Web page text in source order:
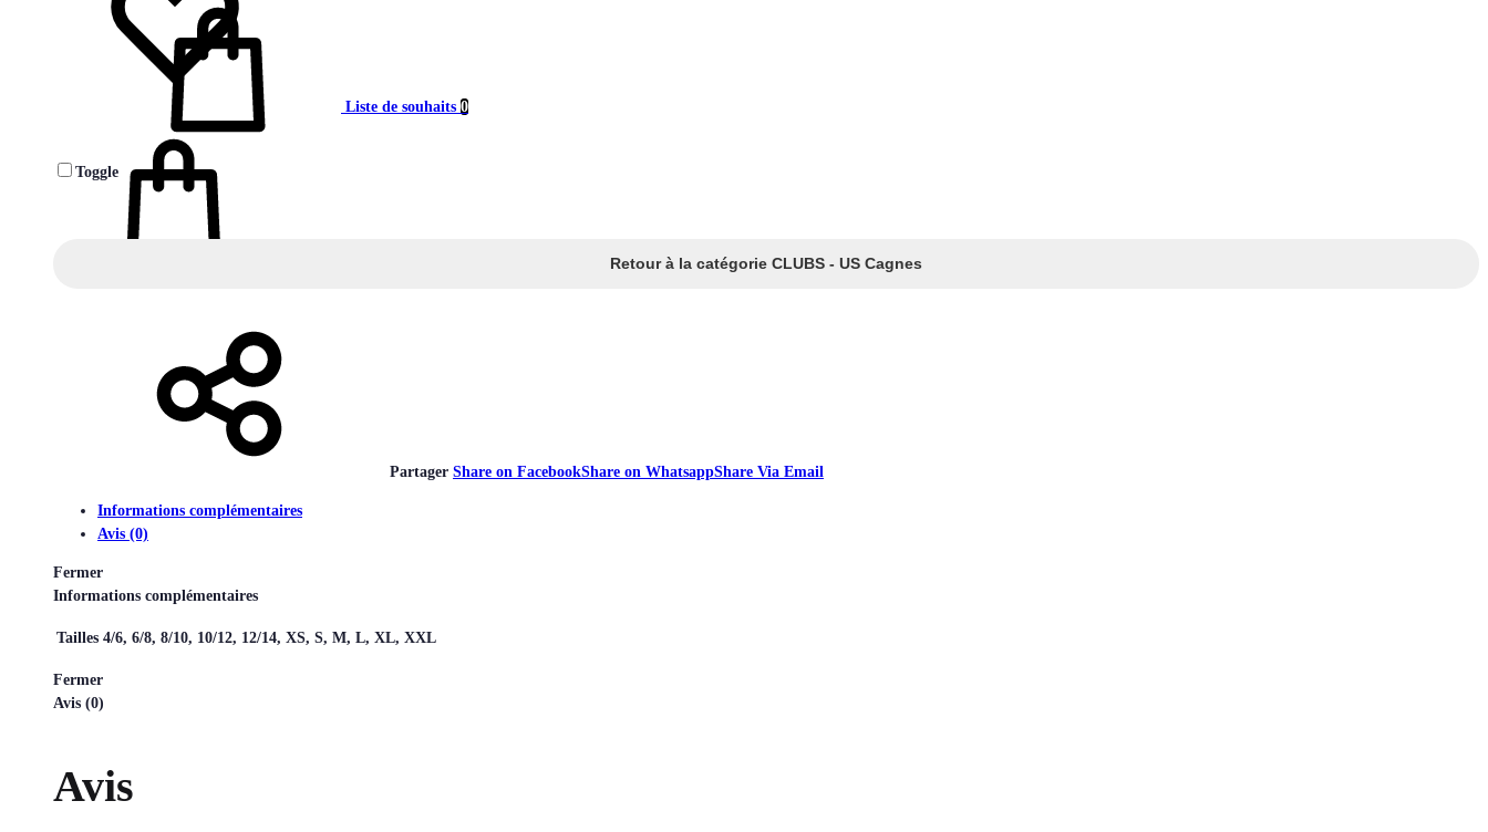
Liste de souhaits 0
Toggle
Retour à la catégorie CLUBS - US Cagnes
Partager Share on FacebookShare on WhatsappShare Via Email
Informations complémentaires
Avis (0)
Fermer
Informations complémentaires
Tailles 4/6, 6/8, 8/10, 10/12, 12/14, XS, S, M, L, XL, XXL
Fermer
Avis (0)
Avis